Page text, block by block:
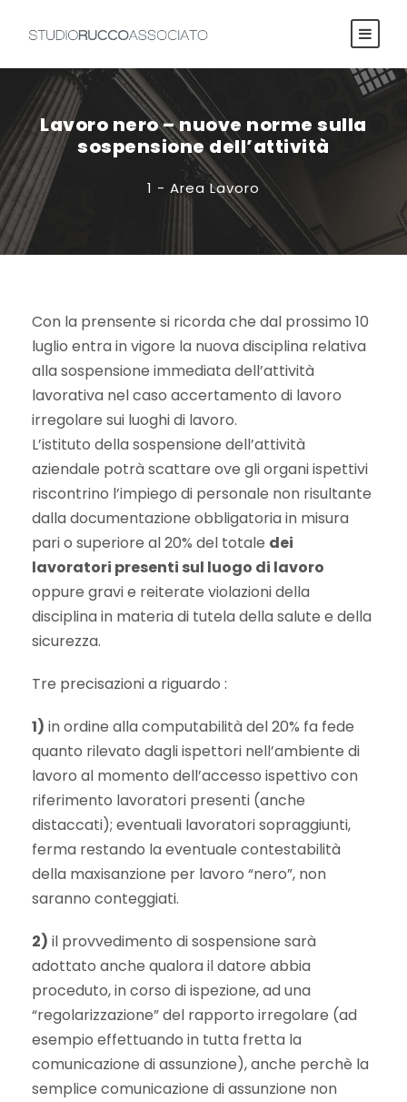
Lavoro nero – nuove norme sulla
sospensione dell’attività
1 - Area Lavoro
Con la prensente si ricorda che dal prossimo 10
luglio entra in vigore la nuova disciplina relativa
alla sospensione immediata dell’attività
lavorativa nel caso accertamento di lavoro
irregolare sui luoghi di lavoro.
L’istituto della sospensione dell’attività
aziendale potrà scattare ove gli organi ispettivi
riscontrino l’impiego di personale non risultante
dalla documentazione obbligatoria in misura
pari o superiore al 20% del totale dei
lavoratori presenti sul luogo di lavoro
oppure gravi e reiterate violazioni della
disciplina in materia di tutela della salute e della
sicurezza.
Tre precisazioni a riguardo :
1) in ordine alla computabilità del 20% fa fede
quanto rilevato dagli ispettori nell’ambiente di
lavoro al momento dell’accesso ispettivo con
riferimento lavoratori presenti (anche
distaccati); eventuali lavoratori sopraggiunti,
ferma restando la eventuale contestabilità
della maxisanzione per lavoro “nero”, non
saranno conteggiati.
2) il provvedimento di sospensione sarà
adottato anche qualora il datore abbia
proceduto, in corso di ispezione, ad una
“regolarizzazione” del rapporto irregolare (ad
esempio effettuando in tutta fretta la
comunicazione di assunzione), anche perchè la
semplice comunicazione di assunzione non